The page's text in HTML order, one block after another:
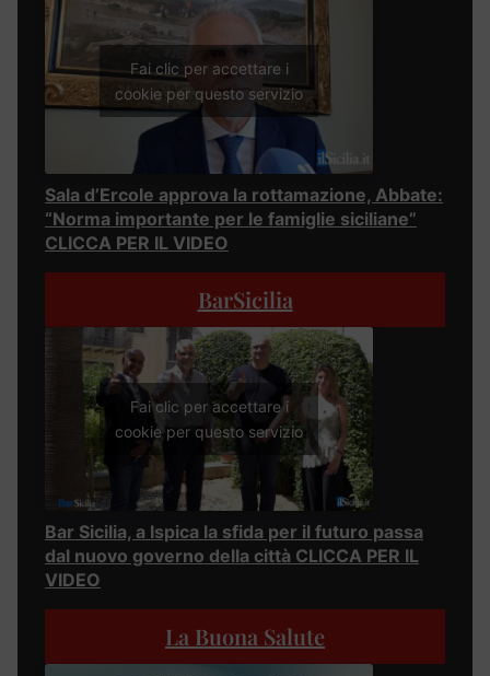
Fai clic per accettare i
cookie per questo servizio
Sala d’Ercole approva la rottamazione, Abbate:
“Norma importante per le famiglie siciliane”
CLICCA PER IL VIDEO
BarSicilia
Fai clic per accettare i
cookie per questo servizio
Bar Sicilia, a Ispica la sfida per il futuro passa
dal nuovo governo della città CLICCA PER IL
VIDEO
La Buona Salute